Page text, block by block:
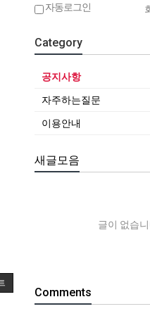
자동로그인
Category
공지사항
자주하는질문
이용안내
새글모음
글이 없습
Comments